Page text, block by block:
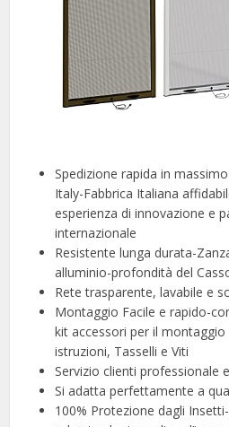
Spedizione rapida in
Italy-Fabbrica Italiana
esperienza di innovazione e
internazionale
Resistente lunga durata-
alluminio-profondità del
Rete trasparente, lavabile e
Montaggio Facile e rapido-
kit accessori per il
istruzioni, Tasselli e Viti
Servizio clienti professionale
Si adatta perfettamente a
100% Protezione dagli